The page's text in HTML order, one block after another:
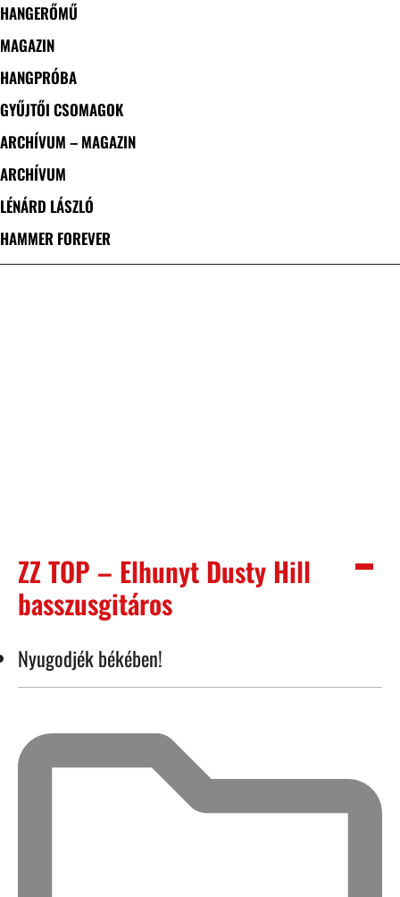
HANGERŐMŰ
MAGAZIN
HANGPRÓBA
GYŰJTŐI CSOMAGOK
ARCHÍVUM – MAGAZIN
ARCHÍVUM
LÉNÁRD LÁSZLÓ
HAMMER FOREVER
ZZ TOP – Elhunyt Dusty Hill
basszusgitáros
Nyugodjék békében!